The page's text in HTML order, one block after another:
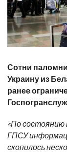
Сотни
Украину из
ранее
«По состоянию
ГПСУ
скопилось